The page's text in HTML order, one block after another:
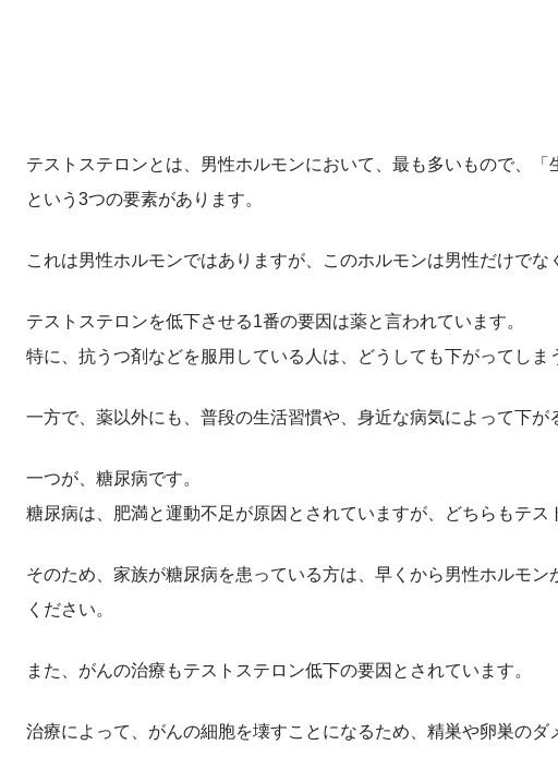
テストステロンとは、男性ホルモンにおいて、最も多いもので、
という3つの要素があります。
これは男性ホルモンではありますが、このホルモンは男性だけでな
テストステロンを低下させる1番の要因は薬と言われています。
特に、抗うつ剤などを服用している人は、どうしても下がってしま
一方で、薬以外にも、普段の生活習慣や、身近な病気によって下が
一つが、糖尿病です。
糖尿病は、肥満と運動不足が原因とされていますが、どちらもテス
そのため、家族が糖尿病を患っている方は、早くから男性ホルモ
ください。
また、がんの治療もテストステロン低下の要因とされています。
治療によって、がんの細胞を壊すことになるため、精巣や卵巣のダ